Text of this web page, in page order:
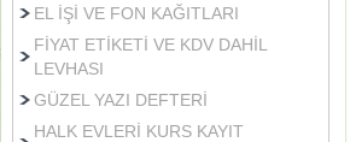
EL İŞİ VE FON KAĞITLARI
FİYAT ETİKETİ VE KDV DAHİL
LEVHASI
GÜZEL YAZI DEFTERİ
HALK EVLERİ KURS KAYIT